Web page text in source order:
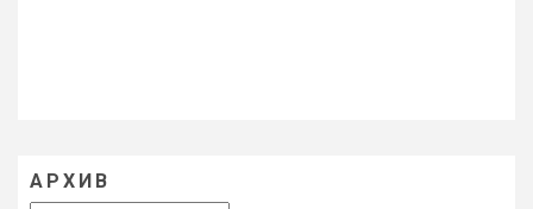
АРХИВ